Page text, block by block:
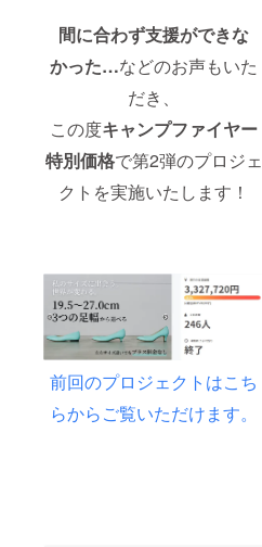
間に合わず支援ができな
かった…などのお声もいた
だき、
この度キャンプファイヤー
特別価格で第2弾のプロジェ
クトを実施いたします！
前回のプロジェクトはこち
らからご覧いただけます。